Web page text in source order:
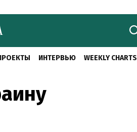
ИНТЕРВЬЮ WEEKLY CHARTS